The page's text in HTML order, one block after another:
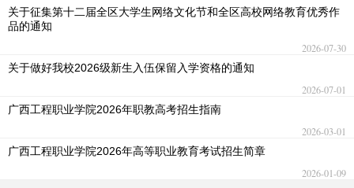
关于征集第十二届全区大学生网络文化节和全区高校网络教育优秀作
品的通知
2026-07-30
关于做好我校2026级新生入伍保留入学资格的通知
2026-07-01
广西工程职业学院2026年职教高考招生指南
2026-03-01
广西工程职业学院2026年高等职业教育考试招生简章
2026-01-09